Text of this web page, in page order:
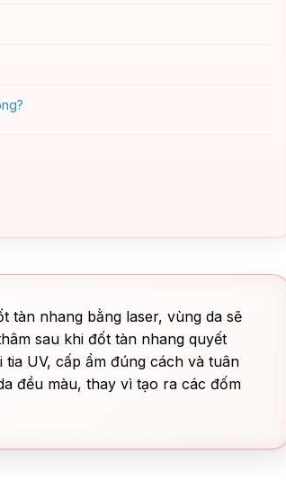
tàn nhang bằng laser, vùng da sẽ
sau khi đốt tàn nhang quyết
UV, cấp ẩm đúng cách và tuân
đều màu, thay vì tạo ra các đốm